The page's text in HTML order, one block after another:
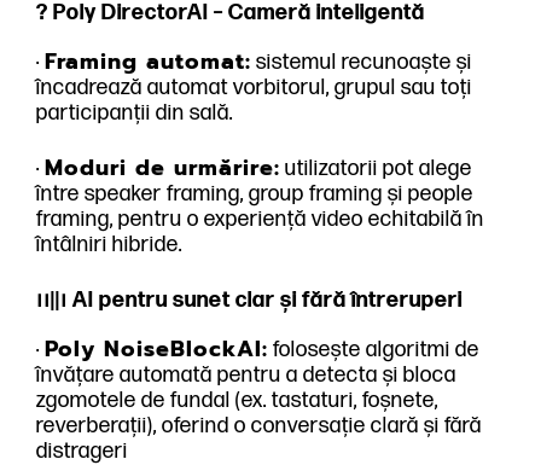
? Poly DirectorAI – Cameră inteligentă
· Framing automat: sistemul recunoaște și
încadrează automat vorbitorul, grupul sau toți
participanții din sală.
· Moduri de urmărire: utilizatorii pot alege
între speaker framing, group framing și people
framing, pentru o experiență video echitabilă în
întâlniri hibride.
၊၊||၊ AI pentru sunet clar și fără întreruperi
· Poly NoiseBlockAI: folosește algoritmi de
învățare automată pentru a detecta și bloca
zgomotele de fundal (ex. tastaturi, foșnete,
reverberații), oferind o conversație clară și fără
distrageri